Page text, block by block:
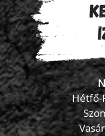
Hétfő-